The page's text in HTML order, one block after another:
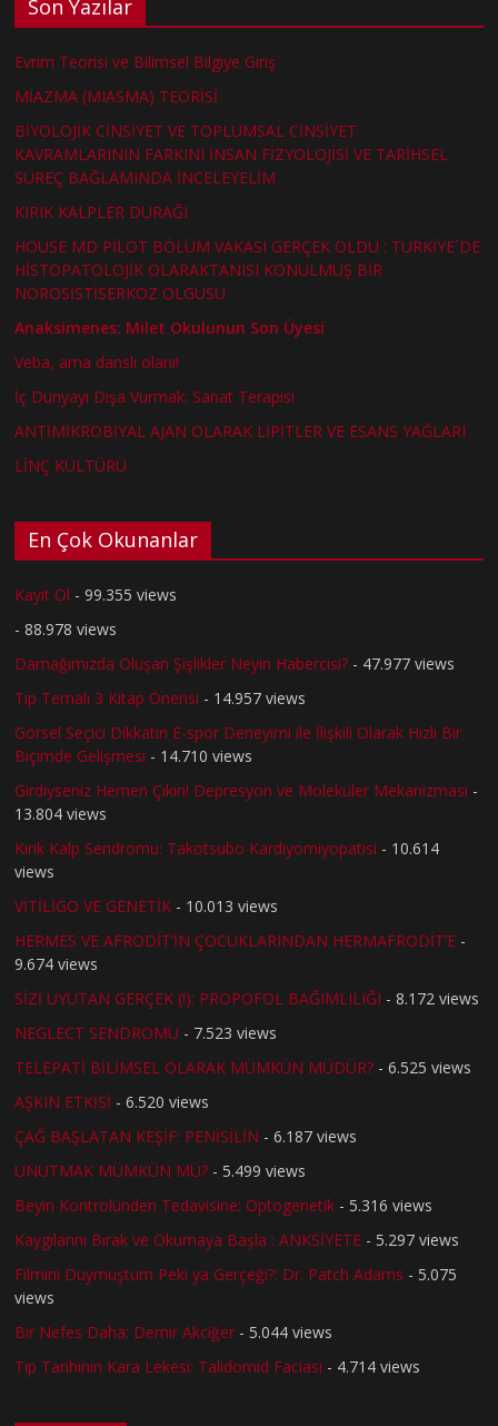
Son Yazılar
Evrim Teorisi ve Bilimsel Bilgiye Giriş
MİAZMA (MIASMA) TEORİSİ
BİYOLOJİK CİNSİYET VE TOPLUMSAL CİNSİYET
KAVRAMLARININ FARKINI İNSAN FİZYOLOJİSİ VE TARİHSEL
SÜREÇ BAĞLAMINDA İNCELEYELİM
KIRIK KALPLER DURAĞI
HOUSE MD PİLOT BÖLÜM VAKASI GERÇEK OLDU : TÜRKİYE´DE
HİSTOPATOLOJİK OLARAKTANISI KONULMUŞ BİR
NÖROSİSTİSERKOZ OLGUSU
Anaksimenes: Milet Okulunun Son Üyesi
Veba, ama danslı olanı!
İç Dünyayı Dışa Vurmak: Sanat Terapisi
ANTİMİKROBİYAL AJAN OLARAK LİPİTLER VE ESANS YAĞLARI
LİNÇ KÜLTÜRÜ
En Çok Okunanlar
Kayıt Ol - 99.355 views
- 88.978 views
Damağımızda Oluşan Şişlikler Neyin Habercisi? - 47.977 views
Tıp Temalı 3 Kitap Önerisi - 14.957 views
Görsel Seçici Dikkatin E-spor Deneyimi ile İlişkili Olarak Hızlı Bir
Biçimde Gelişmesi - 14.710 views
Girdiyseniz Hemen Çıkın! Depresyon ve Moleküler Mekanizması -
13.804 views
Kırık Kalp Sendromu: Takotsubo Kardiyomiyopatisi - 10.614
views
VİTİLİGO VE GENETİK - 10.013 views
HERMES VE AFRODİT’İN ÇOCUKLARINDAN HERMAFRODİT’E -
9.674 views
SİZİ UYUTAN GERÇEK (!): PROPOFOL BAĞIMLILIĞI - 8.172 views
NEGLECT SENDROMU - 7.523 views
TELEPATİ BİLİMSEL OLARAK MÜMKÜN MÜDÜR? - 6.525 views
AŞKIN ETKİSİ - 6.520 views
ÇAĞ BAŞLATAN KEŞİF: PENİSİLİN - 6.187 views
UNUTMAK MÜMKÜN MÜ? - 5.499 views
Beyin Kontrolünden Tedavisine: Optogenetik - 5.316 views
Kaygılarını Bırak ve Okumaya Başla : ANKSİYETE - 5.297 views
Filmini Duymuştum Peki ya Gerçeği?: Dr. Patch Adams - 5.075
views
Bir Nefes Daha: Demir Akciğer - 5.044 views
Tıp Tarihinin Kara Lekesi: Talidomid Faciası - 4.714 views